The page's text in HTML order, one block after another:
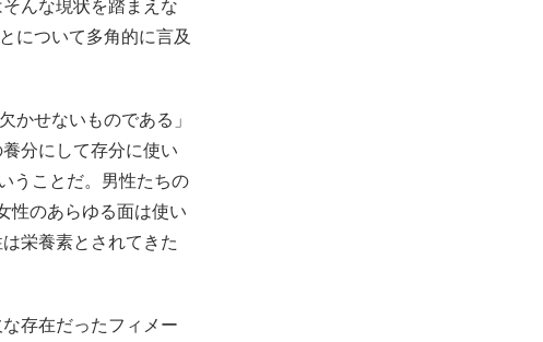
んな現状を踏まえな
について多角的に言及
かせないものである」
分にして存分に使い
うことだ。男性たちの
性のあらゆる面は使い
栄養素とされてきた
存在だったフィメー